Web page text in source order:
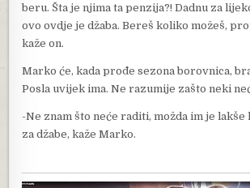
beru. Šta je njima ta penzija?! Dadnu za
ovo ovdje je džaba. Bereš koliko možeš,
kaže on.
Marko će, kada prođe sezona borovnica,
Posla uvijek ima. Ne razumije zašto neki
-Ne znam što neće raditi, možda im je lakše
za džabe, kaže Marko.